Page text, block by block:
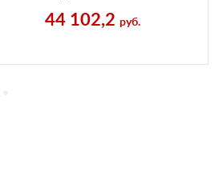
44 102,2 руб.